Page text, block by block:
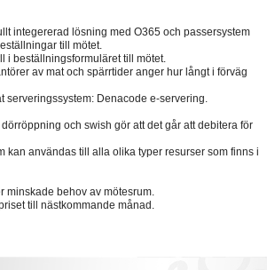
integererad lösning med O365 och passersystem
till mötet.
i beställningsformuläret till mötet.
av mat och spärrtider anger hur långt i förväg
serveringssystem: Denacode e-servering.
och swish gör att det går att debitera för
kan användas till alla olika typer resurser som finns i
minskade behov av mötesrum.
till nästkommande månad.